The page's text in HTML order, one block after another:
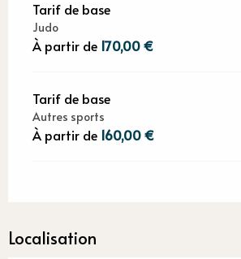
Tarif de base
Judo
À partir de 170,00 €
Tarif de base
Autres sports
À partir de 160,00 €
Localisation